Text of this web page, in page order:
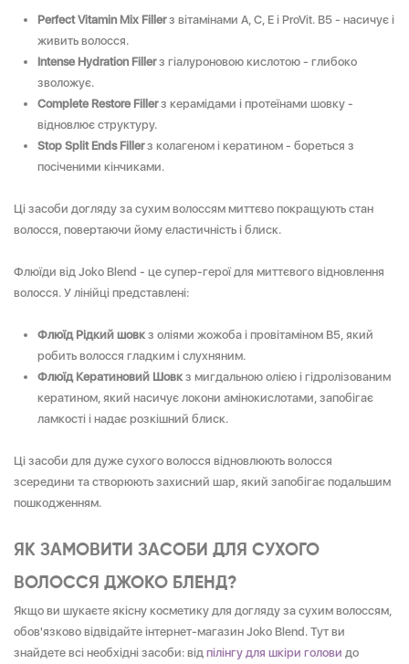
Perfect Vitamin Mix Fillerз вітамінами A, C, E і ProVit. В5 - насичує і
живить волосся.
Intense Hydration Fillerз гіалуроновою кислотою - глибоко
зволожує.
Complete Restore Fillerз керамідами і протеїнами шовку -
відновлює структуру.
Stop Split Ends Fillerз колагеном і кератином - бореться з
посіченими кінчиками.
Ці засоби догляду за сухим волоссям миттєво покращують стан
волосся, повертаючи йому еластичність і блиск.
Флюїди від Joko Blend - це супер-герої для миттєвого відновлення
волосся. У лінійці представлені:
Флюїд Рідкий шовк з оліями жожоба і провітаміном В5, який
робить волосся гладким і слухняним.
Флюїд Кератиновий Шовк з мигдальною олією і гідролізованим
кератином, який насичує локони амінокислотами, запобігає
ламкості і надає розкішний блиск.
Ці засоби для дуже сухого волосся відновлюють волосся
зсередини та створюють захисний шар, який запобігає подальшим
пошкодженням.
ЯК ЗАМОВИТИ ЗАСОБИ ДЛЯ СУХОГО
ВОЛОССЯ ДЖОКО БЛЕНД?
Якщо ви шукаєте якісну косметику для догляду за сухим волоссям,
обов'язково відвідайте інтернет-магазин Joko Blend. Тут ви
знайдете всі необхідні засоби: від пілінгу для шкіри голови до